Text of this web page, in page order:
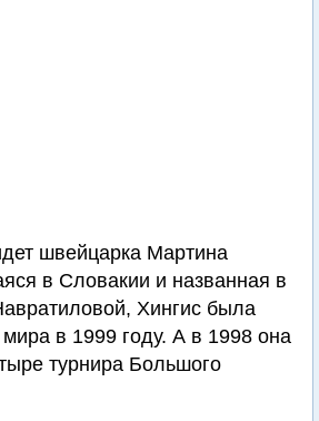
швейцарка Мартина
в Словакии и названная в
Хингис была
мира в 1999 году. А в 1998 она
турнира Большого